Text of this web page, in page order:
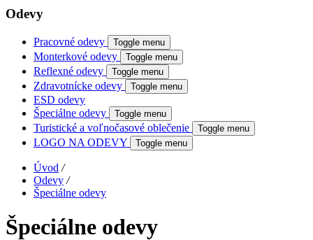
Odevy
Pracovné odevy Toggle menu
Monterkové odevy Toggle menu
Reflexné odevy Toggle menu
Zdravotnícke odevy Toggle menu
ESD odevy
Špeciálne odevy
Toggle menu
Turistické a voľnočasové oblečenie Toggle menu
LOGO NA ODEVY Toggle menu
Úvod /
Odevy /
Špeciálne odevy
Špeciálne odevy